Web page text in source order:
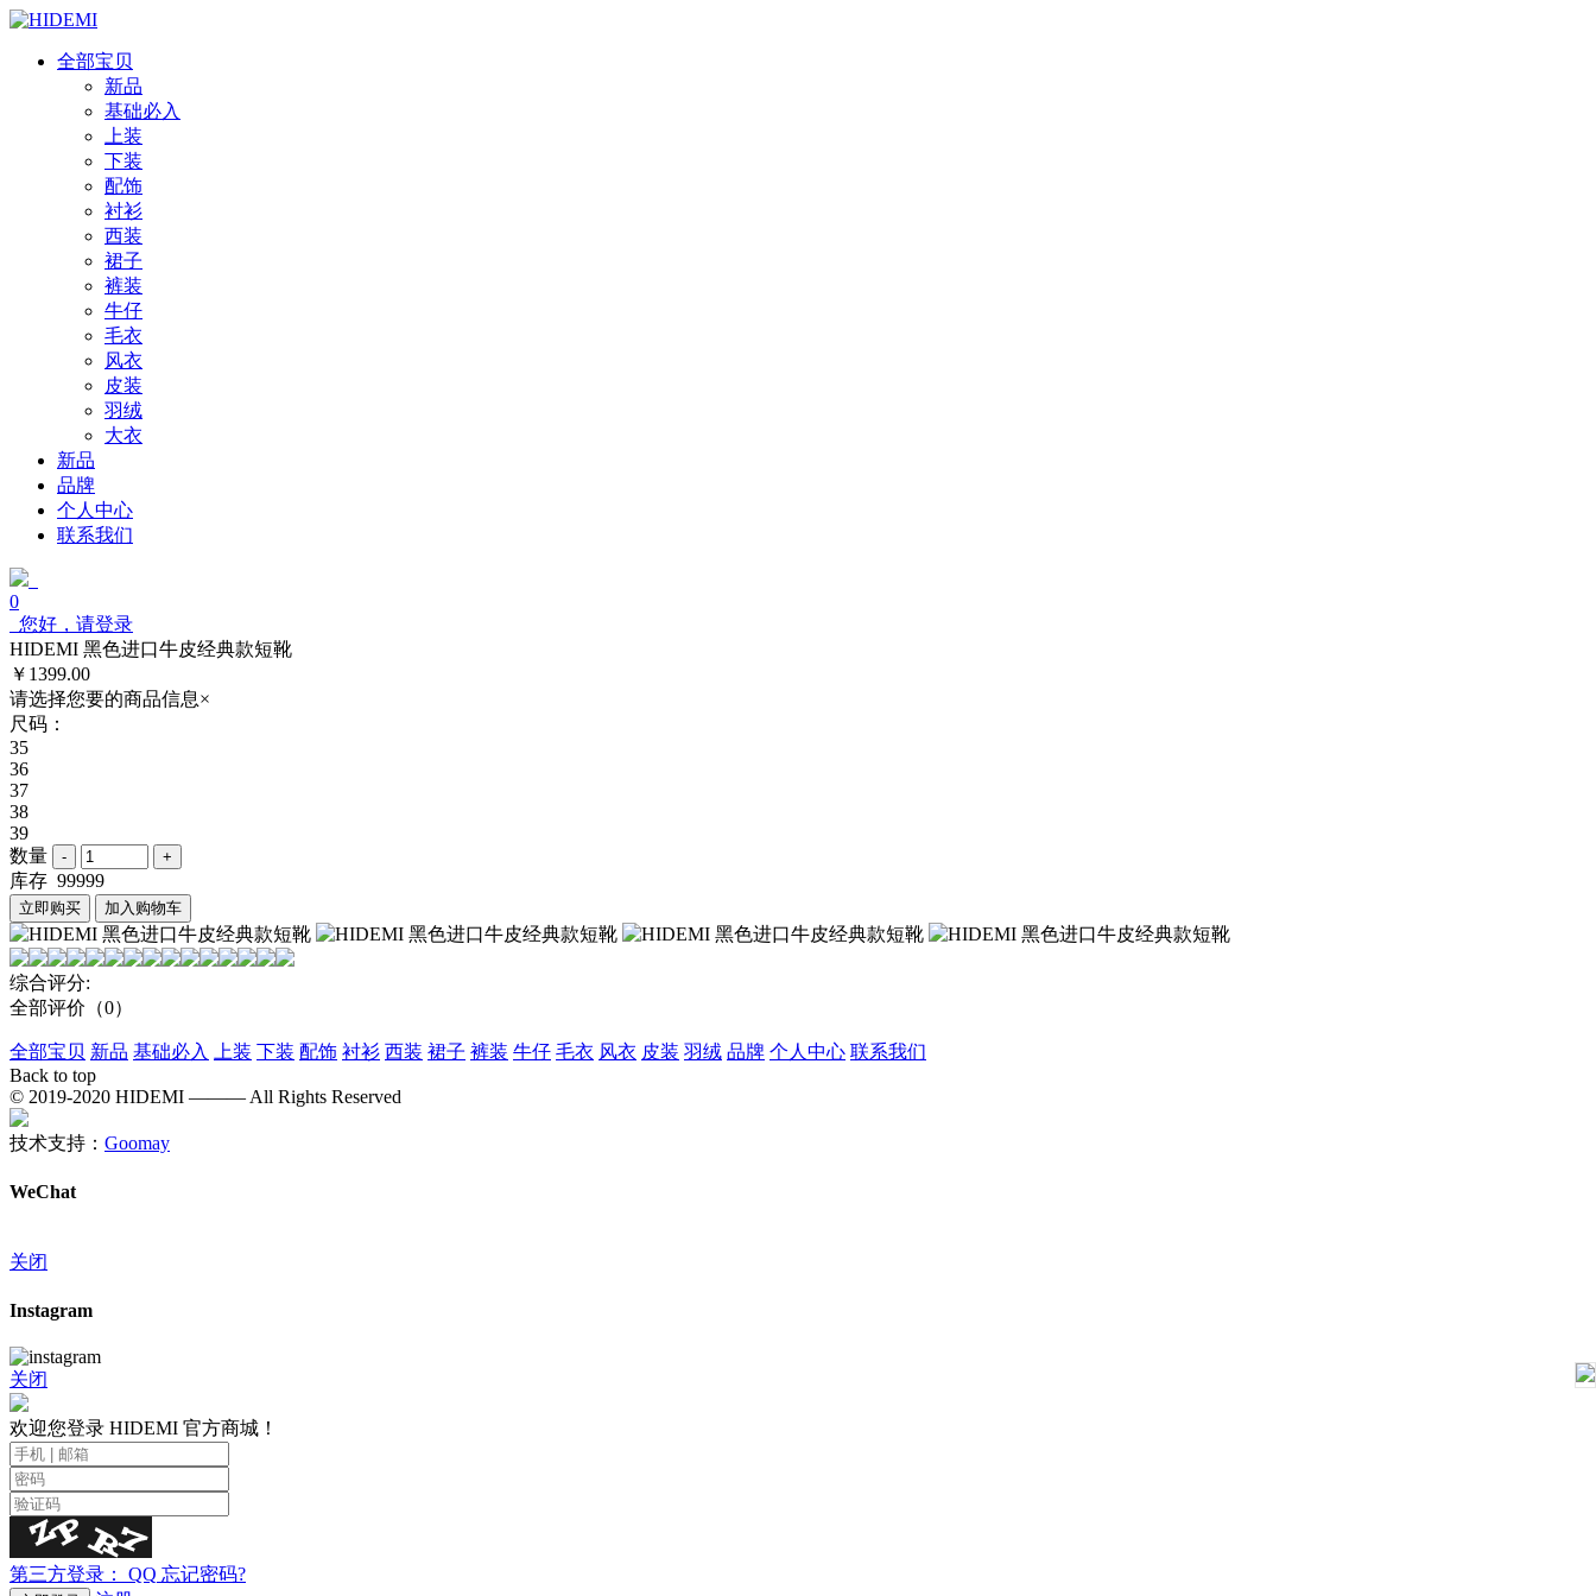
全部宝贝
新品
基础必入
上装
下装
配饰
衬衫
西装
裙子
裤装
牛仔
毛衣
风衣
皮装
羽绒
大衣
新品
品牌
个人中心
联系我们
0
您好，请登录
HIDEMI 黑色进口牛皮经典款短靴
￥1399.00
请选择您要的商品信息×
尺码：
35
36
37
38
39
数量
库存 99999
立即购买 加入购物车
综合评分:
全部评价 （0）
全部宝贝 新品 基础必入 上装 下装 配饰 衬衫 西装 裙子 裤装 牛仔 毛衣 风衣 皮装 羽绒 品牌 个人中心 联系我们
Back to top
© 2019-2020 HIDEMI ——— All Rights Reserved
技术支持： Goomay
WeChat
关闭
Instagram
关闭
欢迎您登录 HIDEMI 官方商城！
第三方登录： QQ 忘记密码?